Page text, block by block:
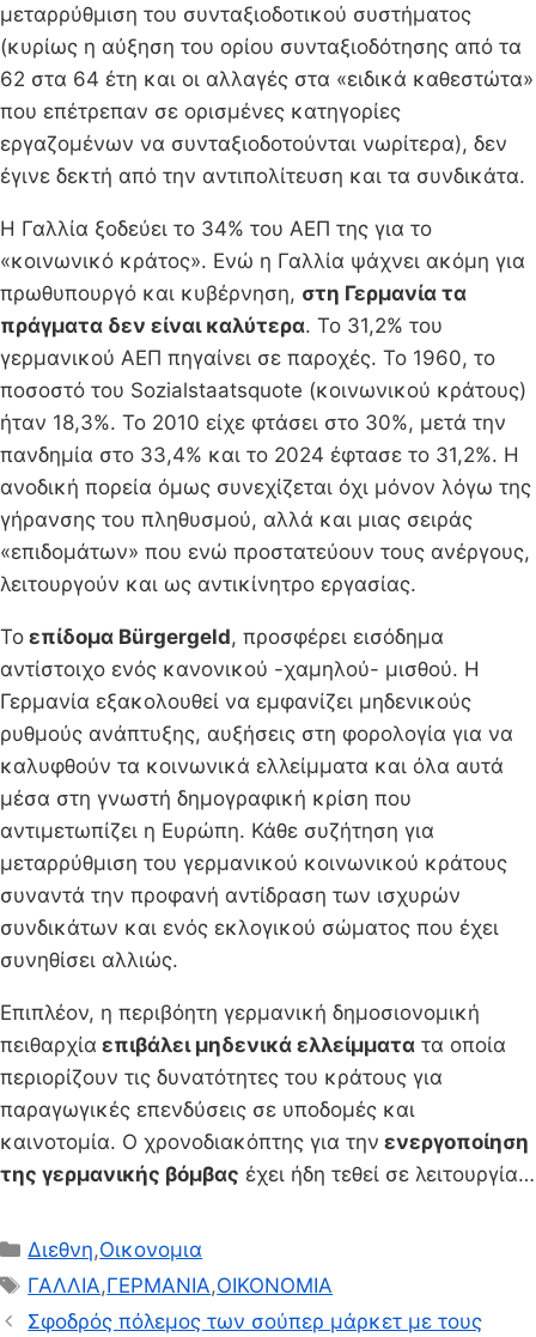
μεταρρύθμιση του συνταξιοδοτικού συστήματος
(κυρίως η αύξηση του ορίου συνταξιοδότησης από τα
62 στα 64 έτη και οι αλλαγές στα «ειδικά καθεστώτα»
που επέτρεπαν σε ορισμένες κατηγορίες
εργαζομένων να συνταξιοδοτούνται νωρίτερα), δεν
έγινε δεκτή από την αντιπολίτευση και τα συνδικάτα.
Η Γαλλία ξοδεύει το 34% του ΑΕΠ της για το
«κοινωνικό κράτος». Ενώ η Γαλλία ψάχνει ακόμη για
πρωθυπουργό και κυβέρνηση, στη Γερμανία τα
πράγματα δεν είναι καλύτερα. Το 31,2% του
γερμανικού ΑΕΠ πηγαίνει σε παροχές. Το 1960, το
ποσοστό του Sozialstaatsquote (κοινωνικού κράτους)
ήταν 18,3%. Το 2010 είχε φτάσει στο 30%, μετά την
πανδημία στο 33,4% και το 2024 έφτασε το 31,2%. Η
ανοδική πορεία όμως συνεχίζεται όχι μόνον λόγω της
γήρανσης του πληθυσμού, αλλά και μιας σειράς
«επιδομάτων» που ενώ προστατεύουν τους ανέργους,
λειτουργούν και ως αντικίνητρο εργασίας.
Το επίδομα Bürgergeld, προσφέρει εισόδημα
αντίστοιχο ενός κανονικού -χαμηλού- μισθού. Η
Γερμανία εξακολουθεί να εμφανίζει μηδενικούς
ρυθμούς ανάπτυξης, αυξήσεις στη φορολογία για να
καλυφθούν τα κοινωνικά ελλείμματα και όλα αυτά
μέσα στη γνωστή δημογραφική κρίση που
αντιμετωπίζει η Ευρώπη. Κάθε συζήτηση για
μεταρρύθμιση του γερμανικού κοινωνικού κράτους
συναντά την προφανή αντίδραση των ισχυρών
συνδικάτων και ενός εκλογικού σώματος που έχει
συνηθίσει αλλιώς.
Επιπλέον, η περιβόητη γερμανική δημοσιονομική
πειθαρχία επιβάλει μηδενικά ελλείμματα τα οποία
περιορίζουν τις δυνατότητες του κράτους για
παραγωγικές επενδύσεις σε υποδομές και
καινοτομία. Ο χρονοδιακόπτης για την ενεργοποίηση
της γερμανικής βόμβας έχει ήδη τεθεί σε λειτουργία…
Κατηγορίες
Διεθνη,Οικονομια
Ετικέτες
ΓΑΛΛΙΑ,ΓΕΡΜΑΝΙΑ,ΟΙΚΟΝΟΜΙΑ
Σφοδρός πόλεμος των σούπερ μάρκετ με τους